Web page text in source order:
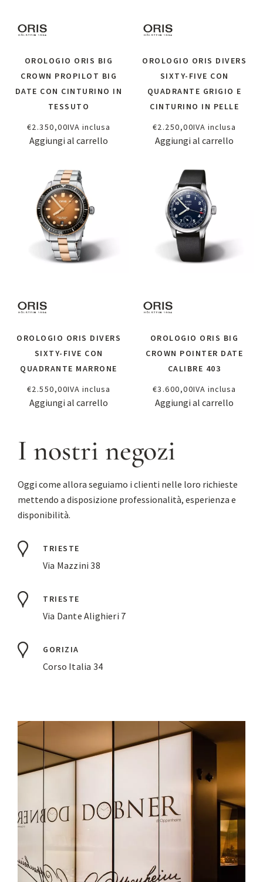
OROLOGIO ORIS BIG
CROWN PROPILOT BIG
DATE CON CINTURINO IN
TESSUTO
€2.350,00IVA inclusa
Aggiungi al carrello
OROLOGIO ORIS DIVERS
SIXTY-FIVE CON
QUADRANTE GRIGIO E
CINTURINO IN PELLE
€2.250,00IVA inclusa
Aggiungi al carrello
OROLOGIO ORIS DIVERS
SIXTY-FIVE CON
QUADRANTE MARRONE
€2.550,00IVA inclusa
Aggiungi al carrello
OROLOGIO ORIS BIG
CROWN POINTER DATE
CALIBRE 403
€3.600,00IVA inclusa
Aggiungi al carrello
I nostri negozi
Oggi come allora seguiamo i clienti nelle loro richieste
mettendo a disposizione professionalità, esperienza e
disponibilità.
TRIESTE
Via Mazzini 38
TRIESTE
Via Dante Alighieri 7
GORIZIA
Corso Italia 34